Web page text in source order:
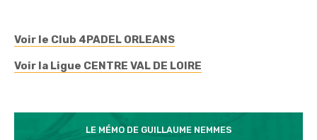
Voir le Club 4PADEL ORLEANS
Voir la Ligue CENTRE VAL DE LOIRE
LE MÉMO DE GUILLAUME NEMMES